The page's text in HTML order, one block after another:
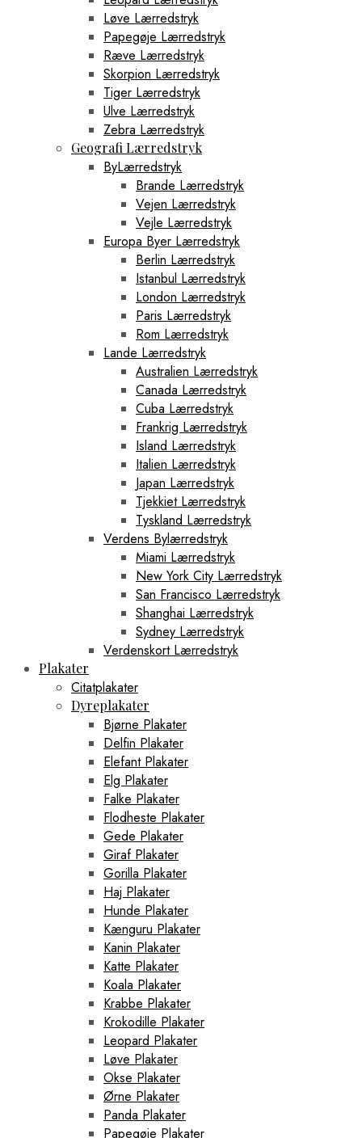
Løve Lærredstryk
Papegøje Lærredstryk
Ræve Lærredstryk
Skorpion Lærredstryk
Tiger Lærredstryk
Ulve Lærredstryk
Zebra Lærredstryk
Geografi Lærredstryk
ByLærredstryk
Brande Lærredstryk
Vejen Lærredstryk
Vejle Lærredstryk
Europa Byer Lærredstryk
Berlin Lærredstryk
Istanbul Lærredstryk
London Lærredstryk
Paris Lærredstryk
Rom Lærredstryk
Lande Lærredstryk
Australien Lærredstryk
Canada Lærredstryk
Cuba Lærredstryk
Frankrig Lærredstryk
Island Lærredstryk
Italien Lærredstryk
Japan Lærredstryk
Tjekkiet Lærredstryk
Tyskland Lærredstryk
Verdens Bylærredstryk
Miami Lærredstryk
New York City Lærredstryk
San Francisco Lærredstryk
Shanghai Lærredstryk
Sydney Lærredstryk
Verdenskort Lærredstryk
Plakater
Citatplakater
Dyreplakater
Bjørne Plakater
Delfin Plakater
Elefant Plakater
Elg Plakater
Falke Plakater
Flodheste Plakater
Gede Plakater
Giraf Plakater
Gorilla Plakater
Haj Plakater
Hunde Plakater
Kænguru Plakater
Kanin Plakater
Katte Plakater
Koala Plakater
Krabbe Plakater
Krokodille Plakater
Leopard Plakater
Løve Plakater
Okse Plakater
Ørne Plakater
Panda Plakater
Papegøje Plakater